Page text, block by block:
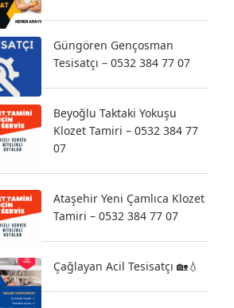
Güngören Gençosman
Tesisatçı – 0532 384 77 07
Beyoğlu Taktaki Yokuşu
Klozet Tamiri – 0532 384 77
07
Ataşehir Yeni Çamlıca Klozet
Tamiri – 0532 384 77 07
Çağlayan Acil Tesisatçı 🏡💧